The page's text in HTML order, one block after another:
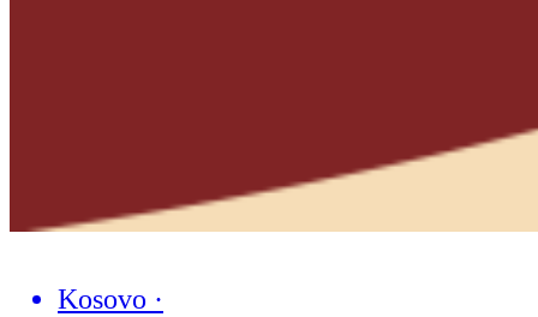
Kosovo ·